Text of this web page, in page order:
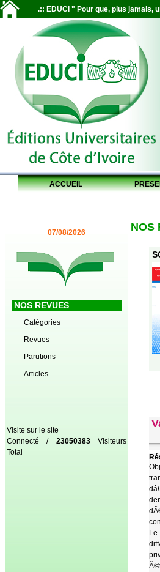
.:: EDUCI " Pour que, plus jamais,
ACCUEIL
07/08/2026
NOS REVUES
Catégories
Revues
Parutions
Articles
Visite sur le site
Connecté / 23050383Visiteurs
Total
NOS
-